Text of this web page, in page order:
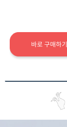
바로 구매하기